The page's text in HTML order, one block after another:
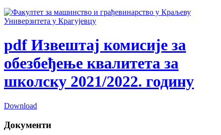
pdf Извештај комисије за
обезбеђење квалитета за
школску 2021/2022. годину
Download
Документи